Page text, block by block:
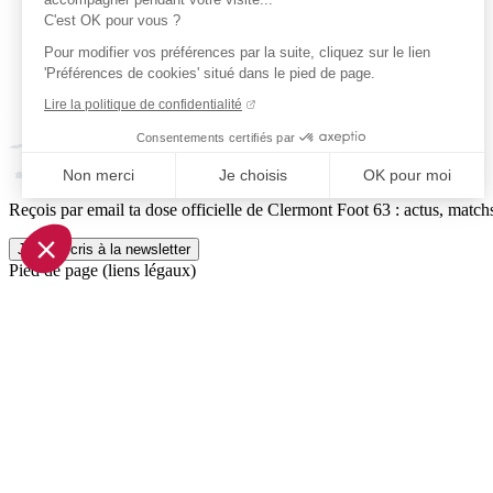
C'est OK pour vous ?
Pour modifier vos préférences par la suite, cliquez sur le lien
'Préférences de cookies' situé dans le pied de page.
Lire la politique de confidentialité
Consentements certifiés par
Non merci Je choisis OK pour moi
Axeptio consent
Plateforme de Gestion du Consentement : Personnalisez
Notre plateforme vous permet d'adapter et de gérer vos
Reçois par email ta dose officielle de Clermont Foot 63 : actus,
Je m'inscris à la newsletter
Pied de page (liens légaux)